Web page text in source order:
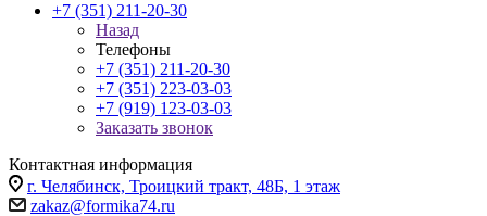
+7 (351) 211-20-30
Назад
Телефоны
+7 (351) 211-20-30
+7 (351) 223-03-03
+7 (919) 123-03-03
Заказать звонок
Контактная информация
г. Челябинск, Троицкий тракт, 48Б, 1 этаж
zakaz@formika74.ru